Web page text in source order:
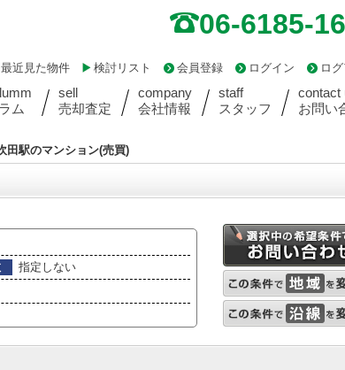
06-6185-
ロ
ログイン
会員登録
検討リスト
最近見た物件
ム
sell
売却査定
company
会社情報
staff
スタッフ
contact
お問い
田駅のマンション(売買)
指定しない